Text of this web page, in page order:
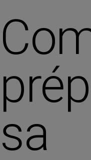
sa